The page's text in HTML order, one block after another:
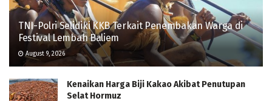
TNI-Polri Selidiki KKB Terkait Penembakan Warga di
Festival Lembah Baliem
August 9, 2026
Kenaikan Harga Biji Kakao Akibat Penutupan
Selat Hormuz